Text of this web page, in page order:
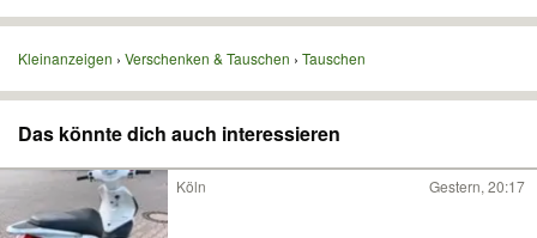
Kleinanzeigen Verschenken & Tauschen Tauschen
Das könnte dich auch interessieren
Köln Gestern, 20:17